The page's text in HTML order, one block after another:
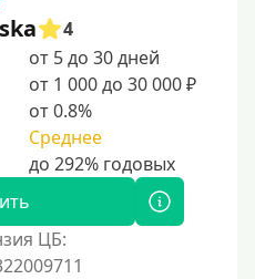
4
от 5 до 30 дней
от 1 000 до 30 000 ₽
от 0.8%
Среднее
ЦБ: